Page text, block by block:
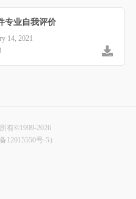
专业自我评价
14, 2021
有©1999-2026
12015550号-5）